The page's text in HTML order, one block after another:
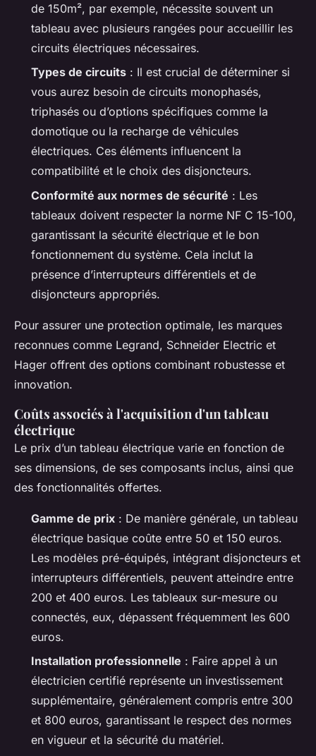
de 150m², par exemple, nécessite souvent un
tableau avec plusieurs rangées pour accueillir les
circuits électriques nécessaires.
Types de circuits : Il est crucial de déterminer si
vous aurez besoin de circuits monophasés,
triphasés ou d’options spécifiques comme la
domotique ou la recharge de véhicules
électriques. Ces éléments influencent la
compatibilité et le choix des disjoncteurs.
Conformité aux normes de sécurité : Les
tableaux doivent respecter la norme NF C 15-100,
garantissant la sécurité électrique et le bon
fonctionnement du système. Cela inclut la
présence d’interrupteurs différentiels et de
disjoncteurs appropriés.
Pour assurer une protection optimale, les marques
reconnues comme Legrand, Schneider Electric et
Hager offrent des options combinant robustesse et
innovation.
Coûts associés à l'acquisition d'un tableau
électrique
Le prix d’un tableau électrique varie en fonction de
ses dimensions, de ses composants inclus, ainsi que
des fonctionnalités offertes.
Gamme de prix : De manière générale, un tableau
électrique basique coûte entre 50 et 150 euros.
Les modèles pré-équipés, intégrant disjoncteurs et
interrupteurs différentiels, peuvent atteindre entre
200 et 400 euros. Les tableaux sur-mesure ou
connectés, eux, dépassent fréquemment les 600
euros.
Installation professionnelle : Faire appel à un
électricien certifié représente un investissement
supplémentaire, généralement compris entre 300
et 800 euros, garantissant le respect des normes
en vigueur et la sécurité du matériel.